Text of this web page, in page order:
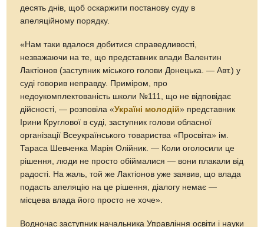
десять днів, щоб оскаржити постанову суду в
апеляційному порядку.
«Нам таки вдалося добитися справедливості,
незважаючи на те, що представник влади Валентин
Лактіонов (заступник міського голови Донецька. — Авт.) у
суді говорив неправду. Приміром, про
недоукомплектованість школи №111, що не відповідає
дійсності, — розповіла «Україні молодій» представник
Ірини Круглової в суді, заступник голови обласної
організації Всеукраїнського товариства «Просвіта» ім.
Тараса Шевченка Марія Олійник. — Коли оголосили це
рішення, люди не просто обіймалися — вони плакали від
радості. На жаль, той же Лактіонов уже заявив, що влада
подасть апеляцію на це рішення, діалогу немає —
місцева влада його просто не хоче».
Водночас заступник начальника Управління освіти і науки